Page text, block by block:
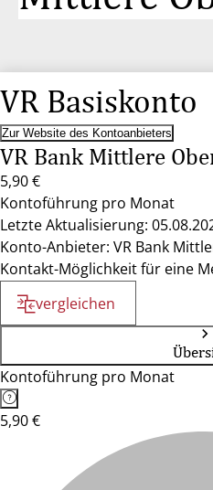
VR Basiskonto
Zur Website des Kontoanbieters
VR Bank Mittlere
5,90 €
Kontoführung pro Monat
Letzte Aktualisierung:
Konto-Anbieter: VR Bank
Kontakt-Möglichkeit für eine
vergleichen
Kontoführung pro Monat
5,90 €